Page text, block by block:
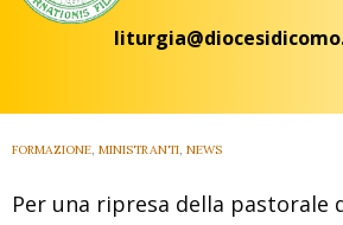
FORMAZIONE, MINISTRANTI, NEWS
Per una ripresa della pastorale